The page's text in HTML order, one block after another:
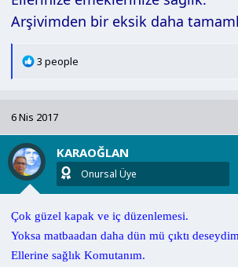
Arşivimden bir eksik daha
T
i
l
e
r
3 people
6 Nis 2017
KARAOĞLAN
Onursal Üye
Çok güzel kapak ve iç düzenlemesi.
Yoksa matbaadan daha dün mü çıktı
Ellerine sağlık Komutanım.